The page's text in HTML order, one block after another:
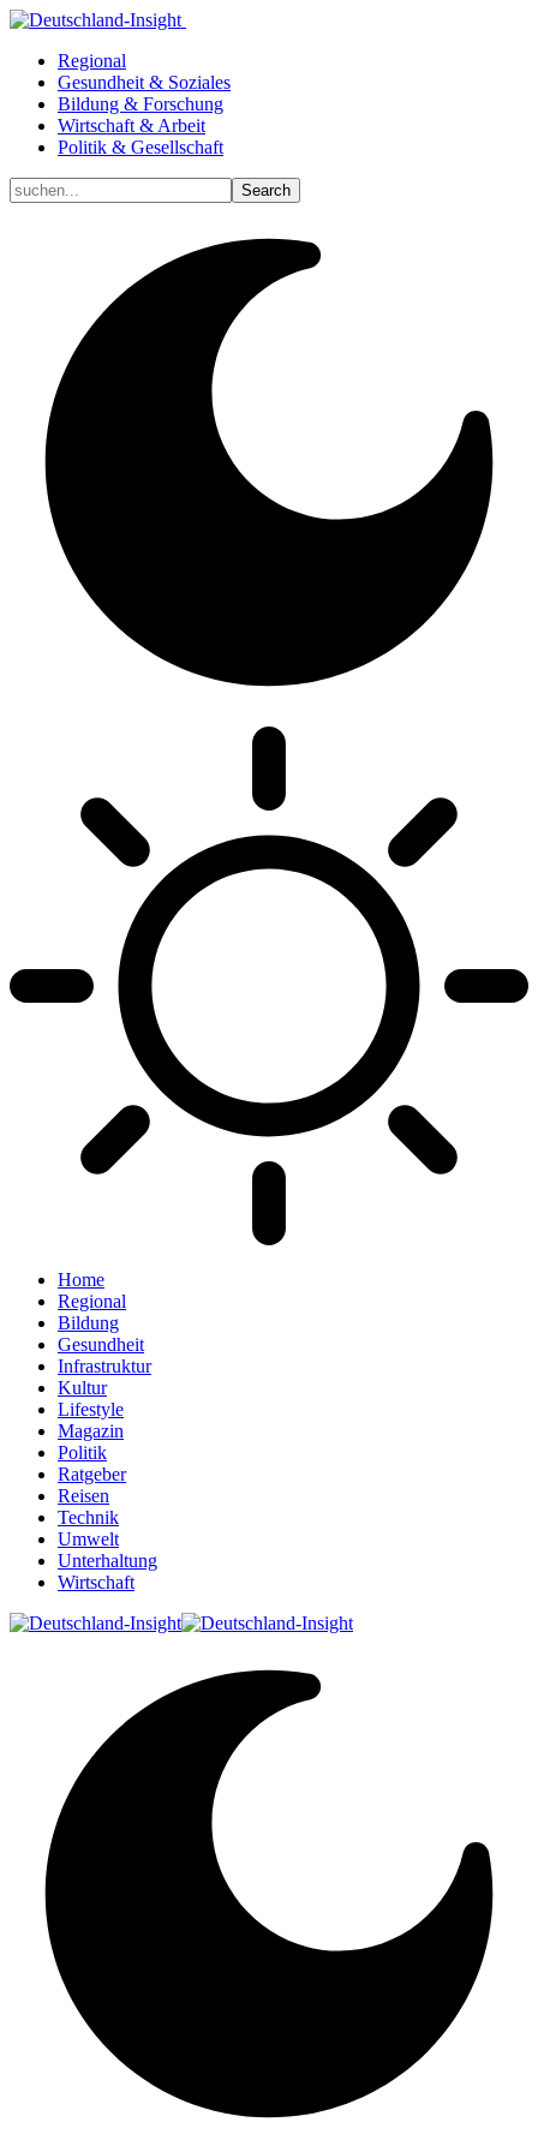
Regional
Gesundheit & Soziales
Bildung & Forschung
Wirtschaft & Arbeit
Politik & Gesellschaft
Home
Regional
Bildung
Gesundheit
Infrastruktur
Kultur
Lifestyle
Magazin
Politik
Ratgeber
Reisen
Technik
Umwelt
Unterhaltung
Wirtschaft